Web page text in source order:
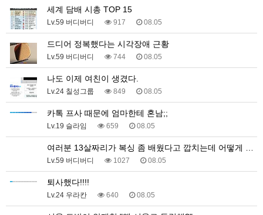
세계 담배 시총 TOP 15
Lv.59 버디버디 917 08.05
드디어 정복했다는 시각장애 근황
Lv.59 버디버디 744 08.05
나도 이제 여친이 생겼다.
Lv.24 칠성그룹 849 08.05
카톡 프사 때문에 엄마한테 혼남;;
Lv.19 슬라임 659 08.05
여러분 13살짜리가 복싱 좀 배웠다고 깝치는데 어떻게 …
Lv.59 버디버디 1027 08.05
퇴사했다!!!!
Lv.24 우라칸 640 08.05